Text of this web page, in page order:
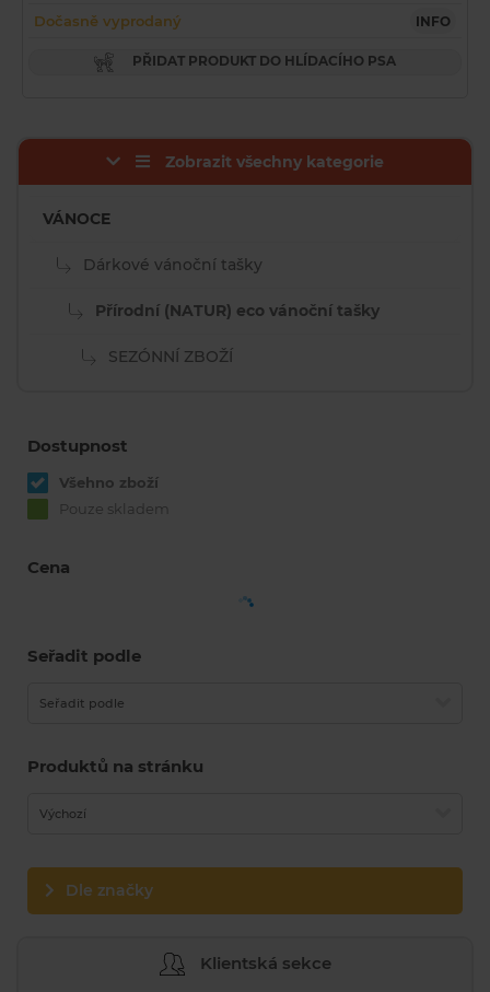
Dočasně vyprodaný INFO
PŘIDAT PRODUKT DO HLÍDACÍHO PSA
Zobrazit všechny kategorie
VÁNOCE
Dárkové vánoční tašky
Přírodní (NATUR) eco vánoční tašky
SEZÓNNÍ ZBOŽÍ
Dostupnost
Všehno zboží
Pouze skladem
Cena
Seřadit podle
Seřadit podle
Produktů na stránku
Výchozí
Dle značky
Klientská sekce